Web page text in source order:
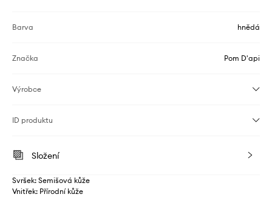
Barva hnědá
Značka Pom D'api
Výrobce
ID produktu
Složení
Svršek: Semišová kůže
Vnitřek: Přírodní kůže